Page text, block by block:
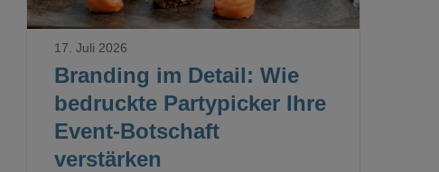
Branding im Detail: Wie
bedruckte Partypicker Ihre
Event-Botschaft
verstärken
17. Juli 2026